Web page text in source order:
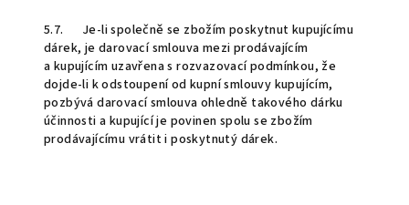
5.7. Je-li společně se zbožím poskytnut kupujícímu
dárek, je darovací smlouva mezi prodávajícím
a kupujícím uzavřena s rozvazovací podmínkou, že
dojde-li k odstoupení od kupní smlouvy kupujícím,
pozbývá darovací smlouva ohledně takového dárku
účinnosti a kupující je povinen spolu se zbožím
prodávajícímu vrátit i poskytnutý dárek.